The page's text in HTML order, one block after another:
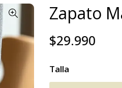
Zapato
$29.990
Talla